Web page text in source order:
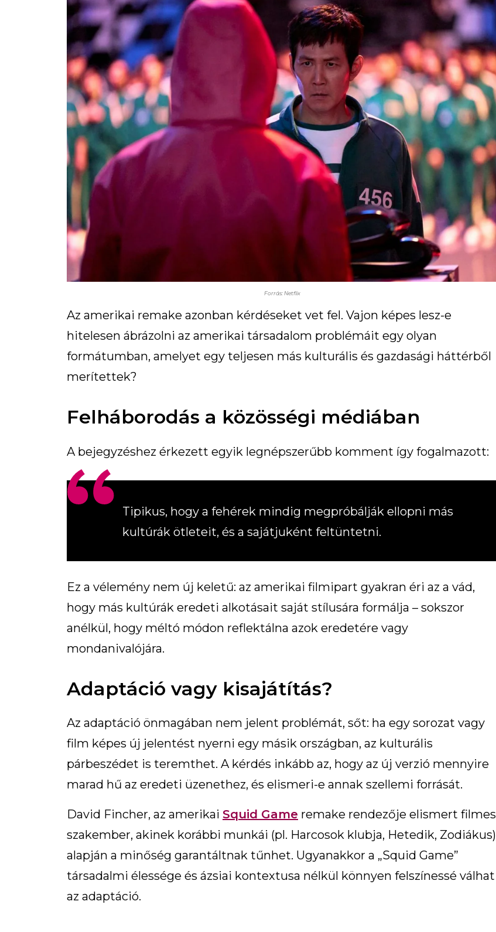
Forrás: Netflix
Az amerikai remake azonban kérdéseket vet fel. Vajon képes lesz-e
hitelesen ábrázolni az amerikai társadalom problémáit egy olyan
formátumban, amelyet egy teljesen más kulturális és gazdasági háttérből
merítettek?
Felháborodás a közösségi médiában
A bejegyzéshez érkezett egyik legnépszerűbb komment így fogalmazott:
Tipikus, hogy a fehérek mindig megpróbálják ellopni más
kultúrák ötleteit, és a sajátjuként feltüntetni.
Ez a vélemény nem új keletű: az amerikai filmipart gyakran éri az a vád,
hogy más kultúrák eredeti alkotásait saját stílusára formálja – sokszor
anélkül, hogy méltó módon reflektálna azok eredetére vagy
mondanivalójára.
Adaptáció vagy kisajátítás?
Az adaptáció önmagában nem jelent problémát, sőt: ha egy sorozat vagy
film képes új jelentést nyerni egy másik országban, az kulturális
párbeszédet is teremthet. A kérdés inkább az, hogy az új verzió mennyire
marad hű az eredeti üzenethez, és elismeri-e annak szellemi forrását.
David Fincher, az amerikai Squid Game remake rendezője elismert filmes
szakember, akinek korábbi munkái (pl. Harcosok klubja, Hetedik, Zodiákus)
alapján a minőség garantáltnak tűnhet. Ugyanakkor a „Squid Game”
társadalmi élessége és ázsiai kontextusa nélkül könnyen felszínessé válhat
az adaptáció.